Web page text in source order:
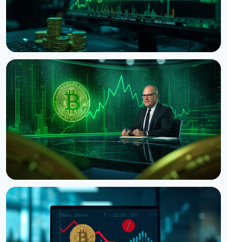
НОВОСТЬ
Bitcoin показывает death cross несмотря на
скачок до $65 300 на данных США
8 августа 2026 г.5 мин чтения
Ведущий CNBC Джим Крамер продает Bitcoin из-
за квантовой угрозы от IBM
5 августа 2026 г. 4 мин чтения